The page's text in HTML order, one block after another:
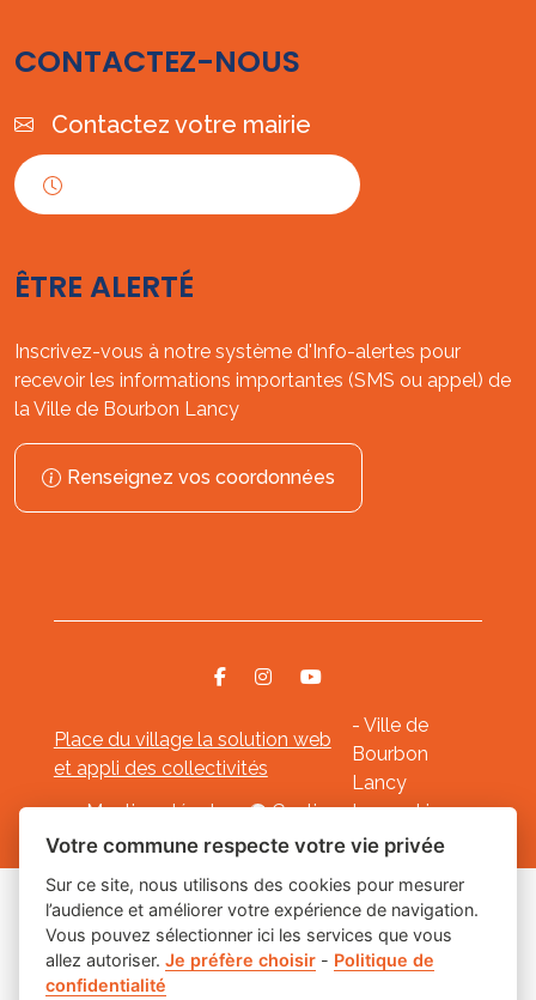
CONTACTEZ-NOUS
Contactez votre mairie
ÊTRE ALERTÉ
Inscrivez-vous à notre système d'Info-alertes pour
recevoir les informations importantes (SMS ou appel) de
la Ville de Bourbon Lancy
Renseignez vos coordonnées
Place du village la solution web
et appli des collectivités
- Ville de
Bourbon
Lancy
Mentions légales- Gestion des cookies
Les labels
Votre commune respecte votre vie privée
Sur ce site, nous utilisons des cookies pour mesurer
l’audience et améliorer votre expérience de navigation.
Vous pouvez sélectionner ici les services que vous
allez autoriser.Je préfère choisir - Politique de
confidentialité